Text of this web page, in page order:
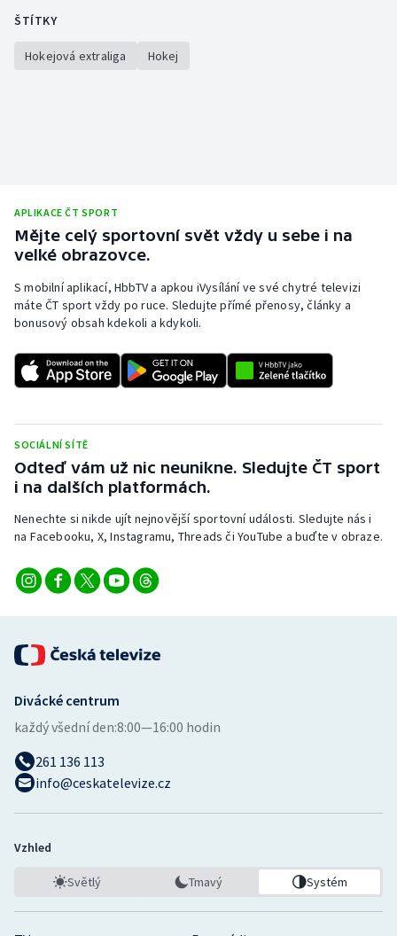
ŠTÍTKY
Hokejová extraliga Hokej
APLIKACE ČT SPORT
Mějte celý sportovní svět vždy u sebe i na
velké obrazovce.
S mobilní aplikací, HbbTV a apkou iVysílání ve své chytré televizi
máte ČT sport vždy po ruce. Sledujte přímé přenosy, články a
bonusový obsah kdekoli a kdykoli.
SOCIÁLNÍ SÍTĚ
Odteď vám už nic neunikne. Sledujte ČT sport
i na dalších platformách.
Nenechte si nikde ujít nejnovější sportovní události. Sledujte nás i
na Facebooku, X, Instagramu, Threads či YouTube a buďte v obraze.
Divácké centrum
každý všední den:8:00—16:00 hodin
261 136 113
info@ceskatelevize.cz
Vzhled
Světlý Tmavý Systém